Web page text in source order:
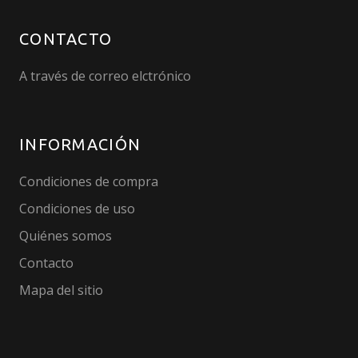
CONTACTO
A través de correo elctrónico
INFORMACIÓN
Condiciones de compra
Condiciones de uso
Quiénes somos
Contacto
Mapa del sitio